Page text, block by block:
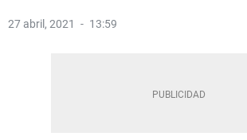
27 abril, 2021 13:59